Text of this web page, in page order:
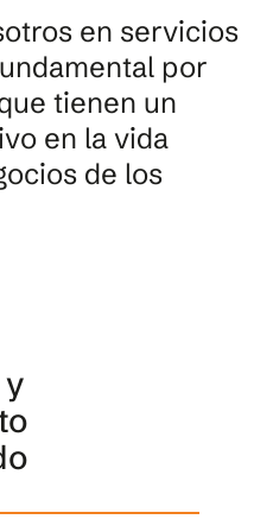
locales en
complejas y
en servicios
por
tienen un
en la vida
de los